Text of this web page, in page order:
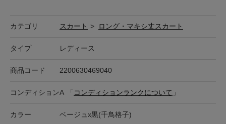
カテゴリ スカート > ロング・マキシ丈スカート
タイプ レディース
商品コード 2200630469040
コンディションA 「 コンディションランクについて 」
カラー ベージュx黒(千鳥格子)